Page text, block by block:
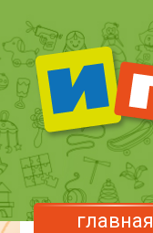
главная